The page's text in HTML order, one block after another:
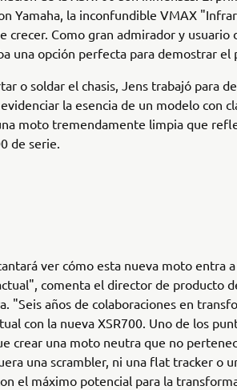
Yamaha, la inconfundible VMAX
crecer. Como gran admirador y usuario
una opción perfecta para demostrar el
o soldar el chasis, Jens trabajó para
la esencia de un modelo con
moto tremendamente limpia que
de serie.
ver cómo esta nueva moto entra
comenta el director de producto
"Seis años de colaboraciones en
con la nueva XSR700. Uno de los
crear una moto neutra que no
una scrambler, ni una flat tracker o
el máximo potencial para la